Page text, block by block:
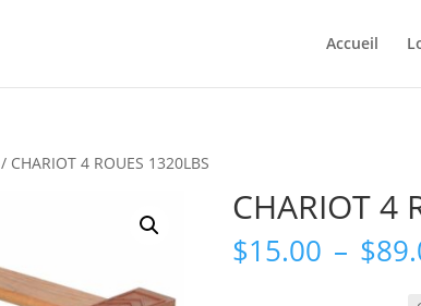
Accueil
/ CHARIOT 4 ROUES 1320LBS
CHARIOT 4
$15.00 – $